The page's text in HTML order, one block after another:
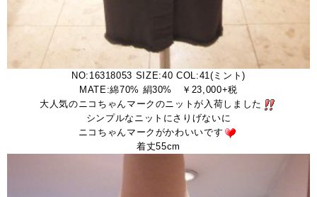
NO:16318053 SIZE:40 COL:41(ミント)
MATE:綿70% 絹30% ￥23,000+税
大人気のニコちゃんマークのニットが入荷しました
シンプルなニットにさりげないに
ニコちゃんマークがかわいいです
着丈55cm